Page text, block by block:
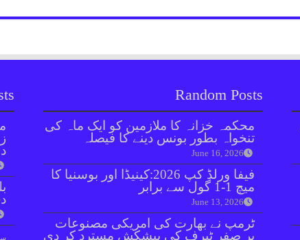
Random Posts
محکمہ خزانہ کا ملازمین کو ایک ماہ کی
تنخواہ بطور بونس دینے کا فیصلہ
June 16, 2026
فیفا ورلڈ کپ 2026:کینیڈا اور بوسنیا کا
میچ 1-1 گول سے برابر
June 13, 2026
ٹرمپ نے بھارت کی امریکی مصنوعات
پر صفر ٹیرف کی پیشکش مسترد کر دی